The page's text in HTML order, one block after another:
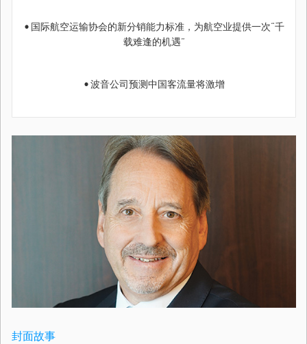
• 国际航空运输协会的新分销能力标准，为航空业提供一次“千
载难逢的机遇”
•波音公司预测中国客流量将激增
封面故事